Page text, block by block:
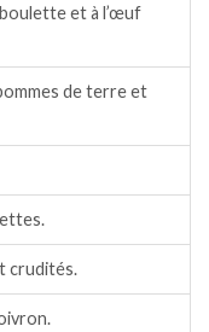
et à l’œuf
de terre et
crudités.